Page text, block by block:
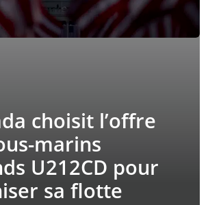
choisit l’offre
marins
U212CD pour
sa flotte